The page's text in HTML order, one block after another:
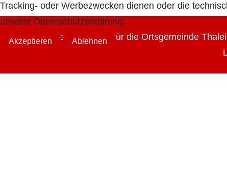
(c) Heimatlexikon für die Ortsgemeinde
Tracking- oder Werbezwecken dienen oder die
unserer Datenschutzerklärung.
Akzeptieren Ablehnen